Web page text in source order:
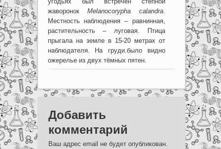
жаворонокMelanocorypha calandra.
Местность наблюдения – равнинная,
растительность – луговая. Птица
прыгала на земле в 15-20 метрах от
наблюдателя. На груди.было видно
ожерелье из двух тёмных пятен.
Добавить
комментарий
Ваш адрес email не будет опубликован.